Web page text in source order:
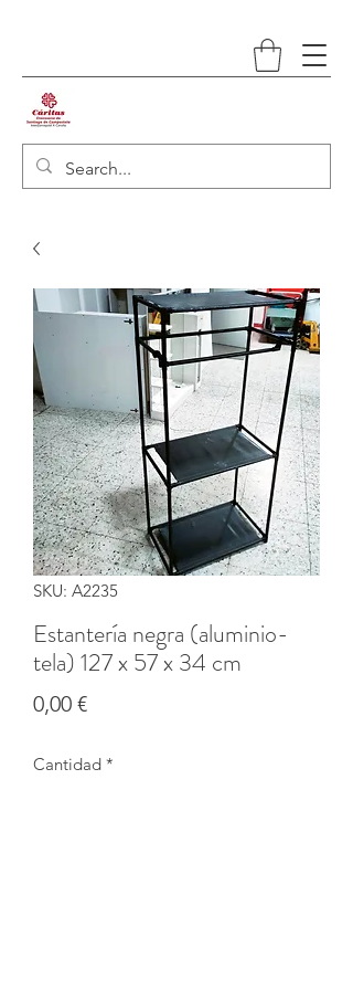
SKU: A2235
Estantería negra (aluminio-
tela) 127 x 57 x 34 cm
0,00 €Precio
Cantidad *